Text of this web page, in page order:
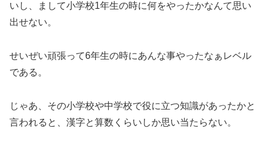
いし、まして小学校1年生の時に何をやったかなんて思い
出せない。
せいぜい頑張って6年生の時にあんな事やったなぁレベル
である。
じゃあ、その小学校や中学校で役に立つ知識があったかと
言われると、漢字と算数くらいしか思い当たらない。